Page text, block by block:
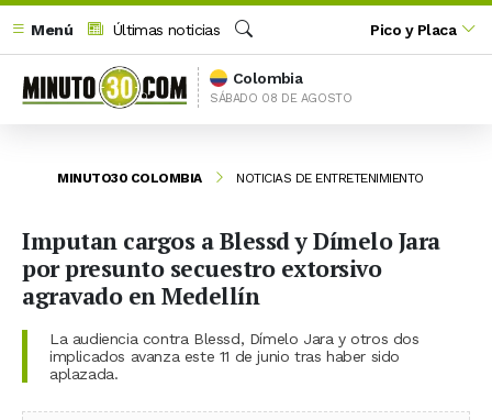
Menú
Últimas noticias
Buscar
Pico y Placa
Colombia
SÁBADO 08 DE AGOSTO
MINUTO30 COLOMBIA NOTICIAS DE ENTRETENIMIENTO
Imputan cargos a Blessd y Dímelo Jara
por presunto secuestro extorsivo
agravado en Medellín
La audiencia contra Blessd, Dímelo Jara y otros dos
implicados avanza este 11 de junio tras haber sido
aplazada.